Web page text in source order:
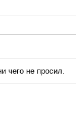
чего не просил.